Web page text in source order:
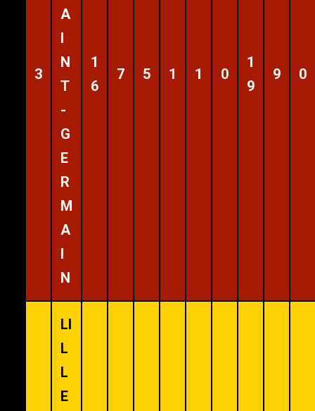
3
A
I
N
T
-
G
E
R
M
A
I
N
1
6
7 5 1 1 0
1
9
9 0
LI
L
L
E